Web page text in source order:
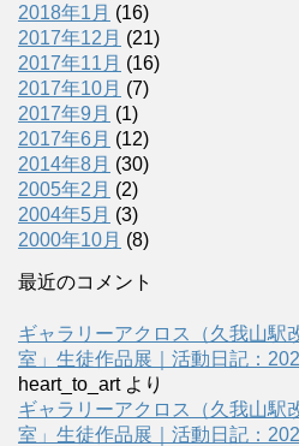
2018年1月 (16)
2017年12月 (21)
2017年11月 (16)
2017年10月 (7)
2017年9月 (1)
2017年6月 (12)
2014年8月 (30)
2005年2月 (2)
2004年5月 (3)
2000年10月 (8)
最近のコメント
ギャラリーアクロス（久我山駅
室」生徒作品展｜活動日記：
heart_to_artより
ギャラリーアクロス（久我山駅
室」生徒作品展｜活動日記：